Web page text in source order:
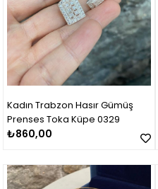
Kadın Trabzon Hasır Gümüş
Prenses Toka Küpe 0329
₺860,00